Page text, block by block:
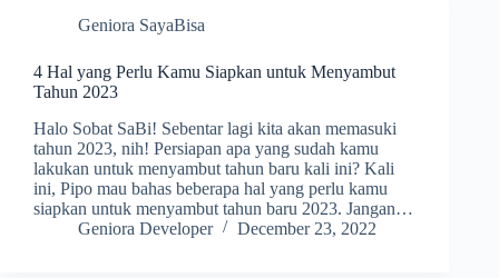
Geniora SayaBisa
4 Hal yang Perlu Kamu Siapkan untuk Menyambut
Tahun 2023
Halo Sobat SaBi! Sebentar lagi kita akan memasuki
tahun 2023, nih! Persiapan apa yang sudah kamu
lakukan untuk menyambut tahun baru kali ini? Kali
ini, Pipo mau bahas beberapa hal yang perlu kamu
siapkan untuk menyambut tahun baru 2023. Jangan…
Geniora Developer
December 23, 2022